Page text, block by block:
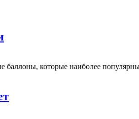
баллоны, которые наиболее